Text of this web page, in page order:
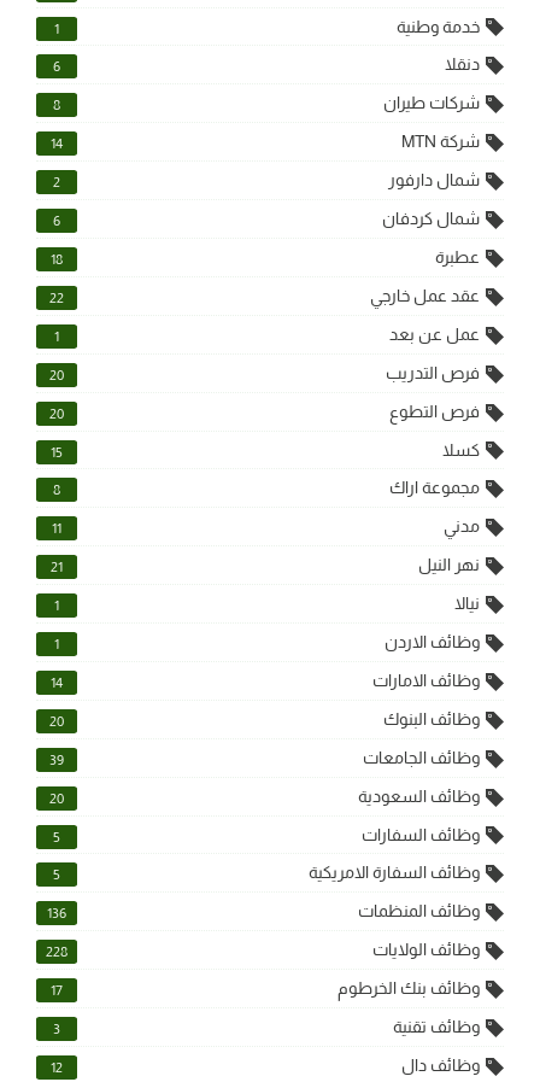
خدمة وطنية 1
دنقلا 6
شركات طيران 8
شركة MTN 14
شمال دارفور 2
شمال كردفان 6
عطبرة 18
عقد عمل خارجي 22
عمل عن بعد 1
فرص التدريب 20
فرص التطوع 20
كسلا 15
مجموعة اراك 8
مدني 11
نهر النيل 21
نيالا 1
وظائف الاردن 1
وظائف الامارات 14
وظائف البنوك 20
وظائف الجامعات 39
وظائف السعودية 20
وظائف السفارات 5
وظائف السفارة الامريكية 5
وظائف المنظمات 136
وظائف الولايات 228
وظائف بنك الخرطوم 17
وظائف تقنية 3
وظائف دال 12